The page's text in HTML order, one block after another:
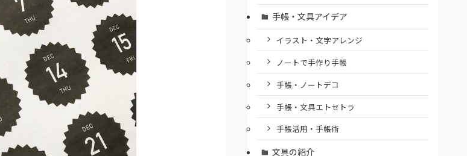
手帳・文具アイデア
イラスト・文字アレンジ
ノートで手作り手帳
手帳・ノートデコ
手帳・文具エトセトラ
手帳活用・手帳術
文具の紹介